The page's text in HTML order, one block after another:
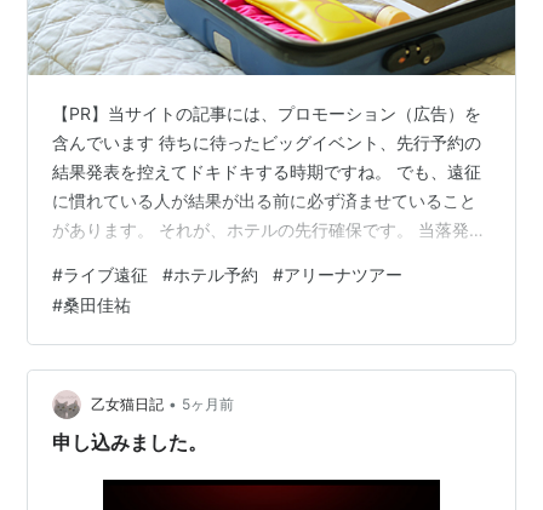
【PR】当サイトの記事には、プロモーション（広告）を
含んでいます 待ちに待ったビッグイベント、先行予約の
結果発表を控えてドキドキする時期ですね。 でも、遠征
に慣れている人が結果が出る前に必ず済ませていること
があります。 それが、ホテルの先行確保です。 当落発表
り、予約サイトが重くなることも珍しくありません。
「チケットは取れたのに、泊まる場所がない…」と後悔
しないために、今のうちに各会場ごとに、「ここを選べ
ば間違いない！」という便利な宿泊エリアに絞った予約
ページへのショートカットをまとめました。 一覧から予
算や好みに合ったお部屋をすぐにチェックで…
#ライブ遠征 #ホテル予約 #アリーナツアー
#桑田佳祐
乙女猫日記 • 5ヶ月前
申し込みました。